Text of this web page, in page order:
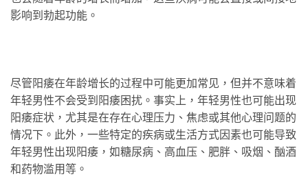
影响到勃起功能。
尽管阳痿在年龄增长的过程中可能更加常见，但并不意味着
年轻男性不会受到阳痿困扰。事实上，年轻男性也可能出现
阳痿症状，尤其是在存在心理压力、焦虑或其他心理问题的
情况下。此外，一些特定的疾病或生活方式因素也可能导致
年轻男性出现阳痿，如糖尿病、高血压、肥胖、吸烟、酗酒
和药物滥用等。